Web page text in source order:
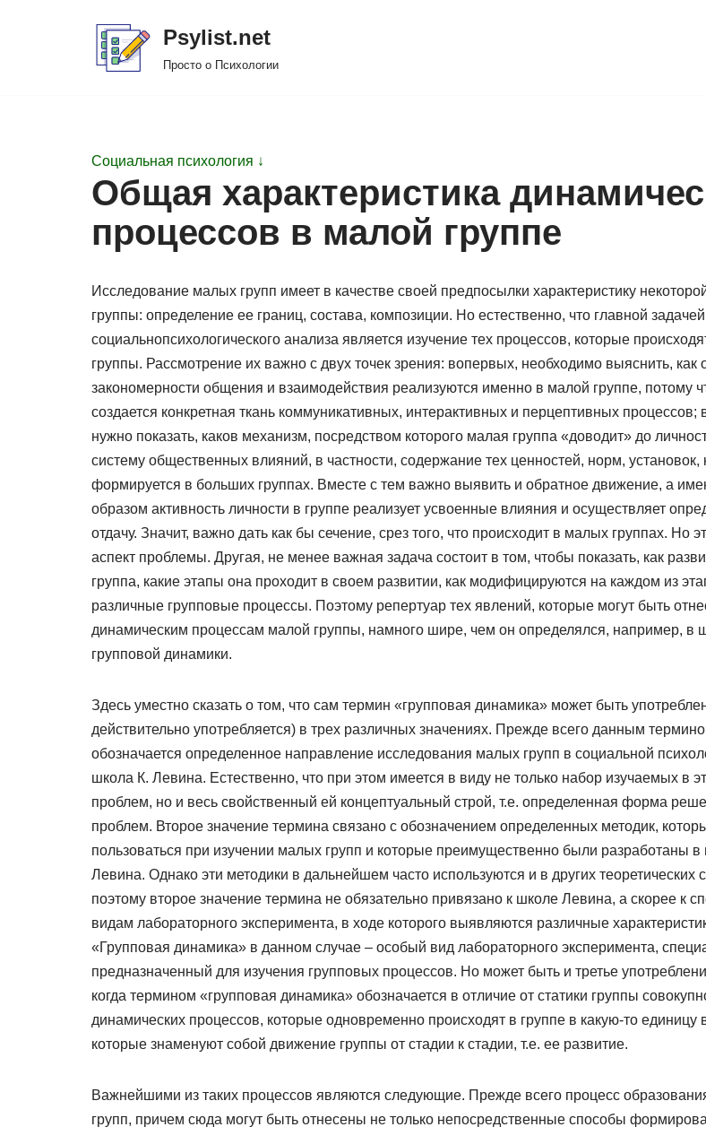
Psylist.net
Просто о Психологии
Социальная психология ↓
Общая характеристика
процессов в малой группе
Исследование малых групп имеет в качестве своей предпосылки характеристику
группы: определение ее границ, состава, композиции. Но естественно, что главной задачей
социальнопсихологического анализа является изучение тех процессов, которые
группы. Рассмотрение их важно с двух точек зрения: вопервых, необходимо выяснить, как
закономерности общения и взаимодействия реализуются именно в малой группе, потому
создается конкретная ткань коммуникативных, интерактивных и перцептивных процессов;
нужно показать, каков механизм, посредством которого малая группа «доводит» до
систему общественных влияний, в частности, содержание тех ценностей, норм, установок,
формируется в больших группах. Вместе с тем важно выявить и обратное движение, а
образом активность личности в группе реализует усвоенные влияния и осуществляет
отдачу. Значит, важно дать как бы сечение, срез того, что происходит в малых группах. Но
аспект проблемы. Другая, не менее важная задача состоит в том, чтобы показать, как
группа, какие этапы она проходит в своем развитии, как модифицируются на каждом из
различные групповые процессы. Поэтому репертуар тех явлений, которые могут быть
динамическим процессам малой группы, намного шире, чем он определялся, например, в
групповой динамики.
Здесь уместно сказать о том, что сам термин «групповая динамика» может быть
действительно употребляется) в трех различных значениях. Прежде всего данным
обозначается определенное направление исследования малых групп в социальной
школа К. Левина. Естественно, что при этом имеется в виду не только набор изучаемых в
проблем, но и весь свойственный ей концептуальный строй, т.е. определенная форма
проблем. Второе значение термина связано с обозначением определенных методик,
пользоваться при изучении малых групп и которые преимущественно были разработаны в
Левина. Однако эти методики в дальнейшем часто используются и в других теоретических
поэтому второе значение термина не обязательно привязано к школе Левина, а скорее к
видам лабораторного эксперимента, в ходе которого выявляются различные
«Групповая динамика» в данном случае – особый вид лабораторного эксперимента,
предназначенный для изучения групповых процессов. Но может быть и третье
когда термином «групповая динамика» обозначается в отличие от статики группы
динамических процессов, которые одновременно происходят в группе в какую-то единицу
которые знаменуют собой движение группы от стадии к стадии, т.е. ее развитие.
Важнейшими из таких процессов являются следующие. Прежде всего процесс
групп, причем сюда могут быть отнесены не только непосредственные способы